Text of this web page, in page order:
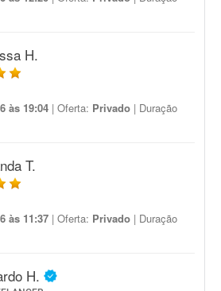
H.
às 19:04 | Oferta: Privado | Duração
T.
às 11:37 | Oferta: Privado | Duração
H.